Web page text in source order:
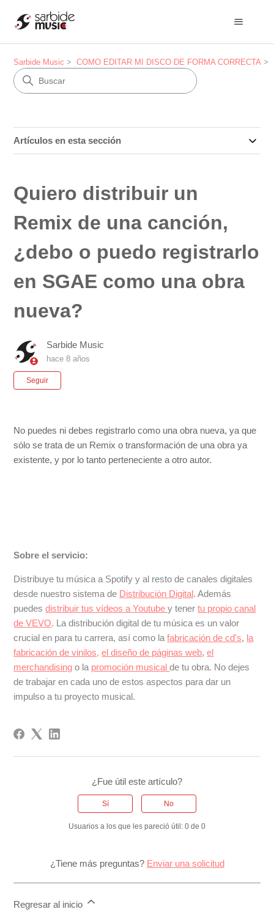
Sarbide Music COMO EDITAR MI DISCO DE FORMA CORRECTA
Artículos en esta sección
Quiero distribuir un
Remix de una canción,
¿debo o puedo registrarlo
en SGAE como una obra
nueva?
Sarbide Music
hace 8 años
Seguir
No puedes ni debes registrarlo como una obra nueva, ya que
sólo se trata de un Remix o transformación de una obra ya
existente, y por lo tanto perteneciente a otro autor.
Sobre el servicio:
Distribuye tu música a Spotify y al resto de canales digitales
desde nuestro sistema de Distribución Digital. Además
puedesdistribuir tus vídeos a Youtubey tenertu propio canal
de VEVO. La distribución digital de tu música es un valor
crucial en para tu carrera, así como lafabricación de cd's, la
fabricación de vinilos, el diseño de páginas web,el
merchandising o la promoción musicalde tu obra. No dejes
de trabajar en cada uno de estos aspectos para dar un
impulso a tu proyecto musical.
¿Fue útil este artículo?
Sí No
Usuarios a los que les pareció útil: 0 de 0
¿Tiene más preguntas? Enviar una solicitud
Regresar al inicio